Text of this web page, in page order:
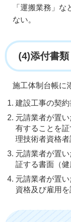
「運搬業務」
ない。
(4)添付書類
施工体制台帳に
建設工事の契
元請業者が置
有することを
理技術者資格者
元請業者が置
証する書面（健
元請業者が置
資格及び雇用